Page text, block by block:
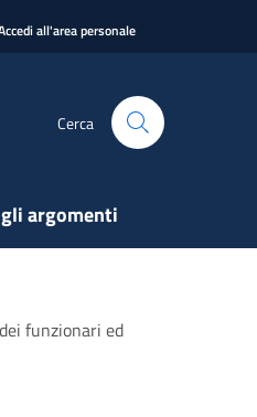
all'area personale
Cerca
argomenti
funzionari ed